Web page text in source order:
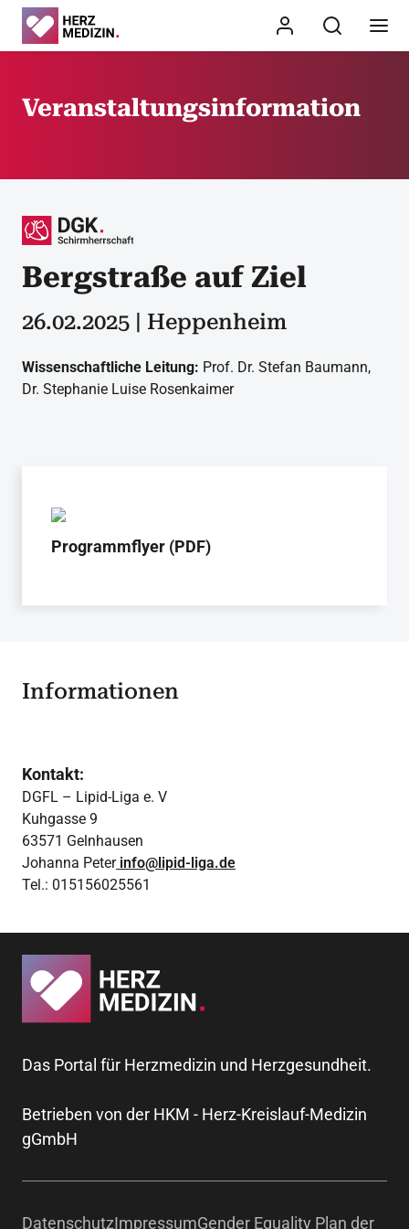
Veranstaltungsinformation
Bergstraße auf Ziel
26.02.2025 | Heppenheim
Wissenschaftliche Leitung: Prof. Dr. Stefan Baumann,
Dr. Stephanie Luise Rosenkaimer
Programmflyer (PDF)
Informationen
Kontakt:
DGFL – Lipid-Liga e. V
Kuhgasse 9
63571 Gelnhausen
Johanna Peterinfo@lipid-liga.de
Tel.: 015156025561
Das Portal für Herzmedizin und Herzgesundheit.
Betrieben von der HKM - Herz-Kreislauf-Medizin
gGmbH
DatenschutzImpressumGender Equality Plan der